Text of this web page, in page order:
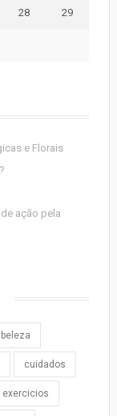
28 29
e Florais
ação pela
beleza
cuidados
exercicios